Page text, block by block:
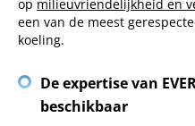
op milieuvriendelijkheid en
een van de meest
koeling.
De expertise van
beschikbaar